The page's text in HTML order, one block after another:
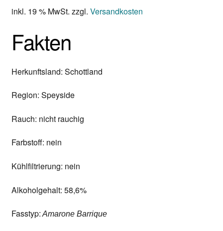
inkl. 19 % MwSt. zzgl. Versandkosten
Fakten
Herkunftsland: Schottland
Region: Speyside
Rauch: nicht rauchig
Farbstoff: nein
Kühlfiltrierung: nein
Alkoholgehalt: 58,6%
Fasstyp: Amarone Barrique